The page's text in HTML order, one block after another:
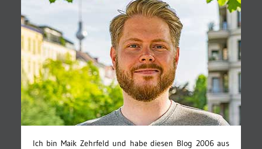
Ich bin Maik Zehrfeld und habe diesen Blog 2006 aus